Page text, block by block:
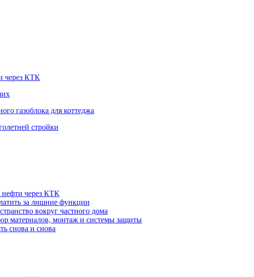
через КТК
газоблока для коттеджа
стройки
нефти через КТК
за лишние функции
вокруг частного дома
материалов, монтаж и системы защиты
снова и снова